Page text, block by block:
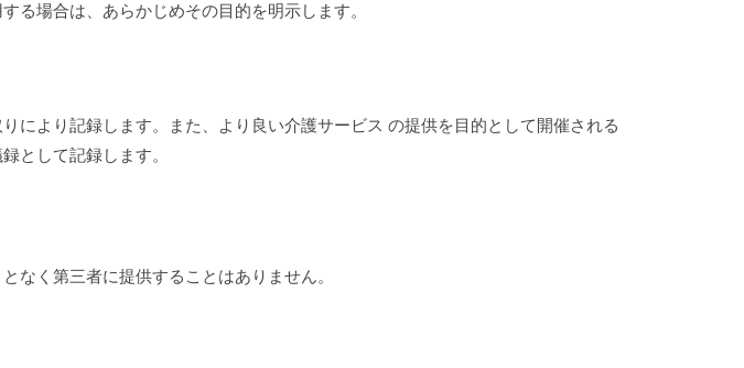
る場合は、あらかじめその目的を明示します。
により記録します。また、より良い介護サービス の提供を目的として開催される
として記録します。
なく第三者に提供することはありません。